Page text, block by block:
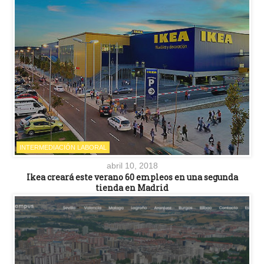
INTERMEDIACIÓN LABORAL
abril 10, 2018
Ikea creará este verano 60 empleos en una segunda
tienda en Madrid